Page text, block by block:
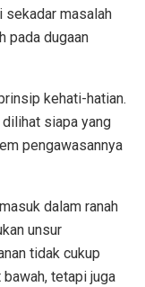
sekadar masalah
pada dugaan
kehati-hatian.
siapa yang
pengawasannya
dalam ranah
unsur
tidak cukup
tetapi juga